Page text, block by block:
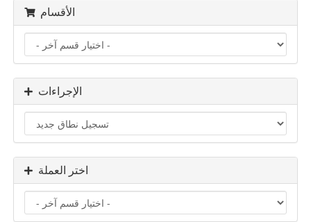
الأقسام
الإجراءات
اختر العملة